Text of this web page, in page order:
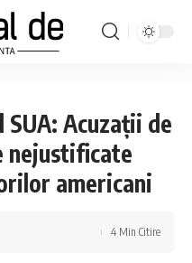
Acuzații de
nejustificate
americani
4 Min Citire